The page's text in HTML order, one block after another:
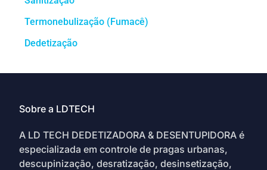
Termonebulização (Fumacê)
Dedetização
Sobre a LDTECH
A LD TECH DEDETIZADORA & DESENTUPIDORA é
especializada em controle de pragas urbanas,
descupinização, desratização, desinsetização,